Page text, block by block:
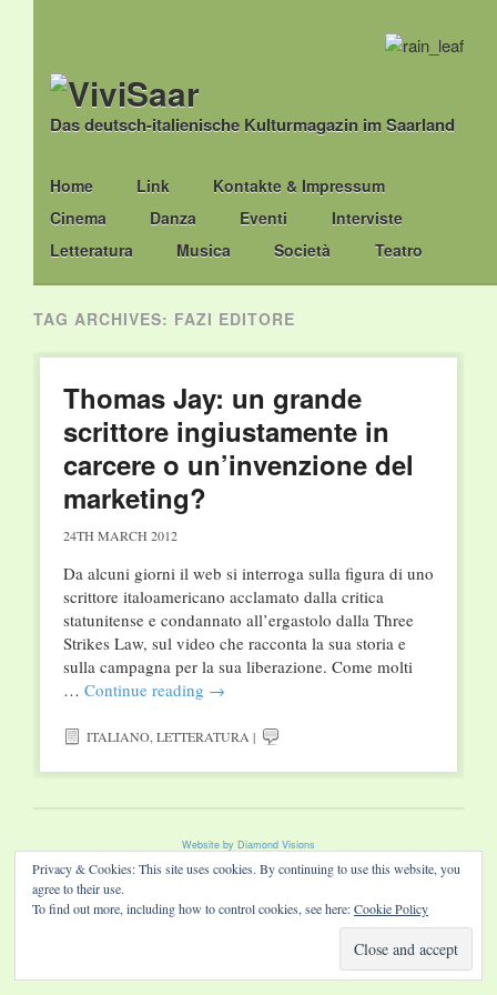
Das deutsch-italienische Kulturmagazin im Saarland
Main menu
Skip
to
content
Home Link
Kontakte & Impressum
Cinema
Danza Eventi
Interviste
Letteratura
Musica Società Teatro
TAG ARCHIVES: FAZI EDITORE
Thomas Jay: un grande
scrittore ingiustamente in
carcere o un’invenzione del
marketing?
24TH MARCH 2012
Da alcuni giorni il web si interroga sulla figura di uno
scrittore italoamericano acclamato dalla critica
statunitense e condannato all’ergastolo dalla Three
Strikes Law, sul video che racconta la sua storia e
sulla campagna per la sua liberazione. Come molti
… Continue reading →
ITALIANO,LETTERATURA |
Website by Diamond Visions
Privacy & Cookies: This site uses cookies. By continuing to use this website, you
agree to their use.
To find out more, including how to control cookies, see here:Cookie Policy